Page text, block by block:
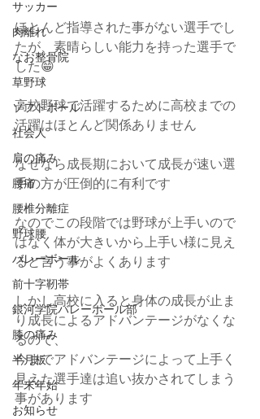
サッカー
肉離れ
なお整骨院
草野球
ソフトボール
社会人
肩の痛み
腰痛
腰椎分離症
野球腰
バレーボール
前十字靭帯
銀河学院バレーボール部
膝の痛み
半月板
年末年始
お知らせ
ほとんど指導された事がない選手でし
たが、素晴らしい能力を持った選手で
した😁
高校野球で活躍するために高校までの
活躍はほとんど関係ありません
なぜなら成長期において成長が速い選
手の方が圧倒的に有利です
なのでこの段階では野球が上手いので
はなく体が大きいから上手い様に見え
ると言う事がよくあります
しかし高校に入ると身体の成長が止ま
り成長によるアドバンテージがなくな
るので、
今までアドバンテージによって上手く
見えた選手達は追い抜かされてしまう
事があります